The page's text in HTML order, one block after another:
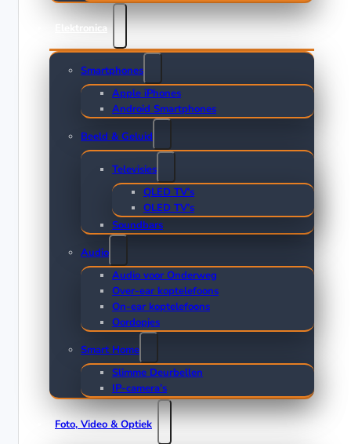
Elektronica
Smartphones
Apple iPhones
Android Smartphones
Beeld & Geluid
Televisies
QLED TV’s
OLED TV’s
Soundbars
Audio
Audio voor Onderweg
Over-ear koptelefoons
On-ear koptelefoons
Oordopjes
Smart Home
Slimme Deurbellen
IP-camera’s
Foto, Video & Optiek